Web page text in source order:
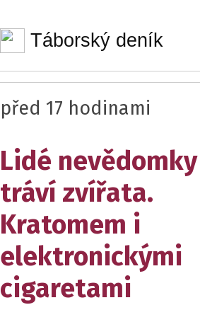
Táborský deník
před 17 hodinami
Lidé nevědomky
tráví zvířata.
Kratomem i
elektronickými
cigaretami